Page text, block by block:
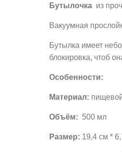
Бутылочка из
Вакуумная
Бутылка имеет
блокировка, чтоб
Особенности:
Материал:
Объём: 500 мл
Размер: 19,4 см *